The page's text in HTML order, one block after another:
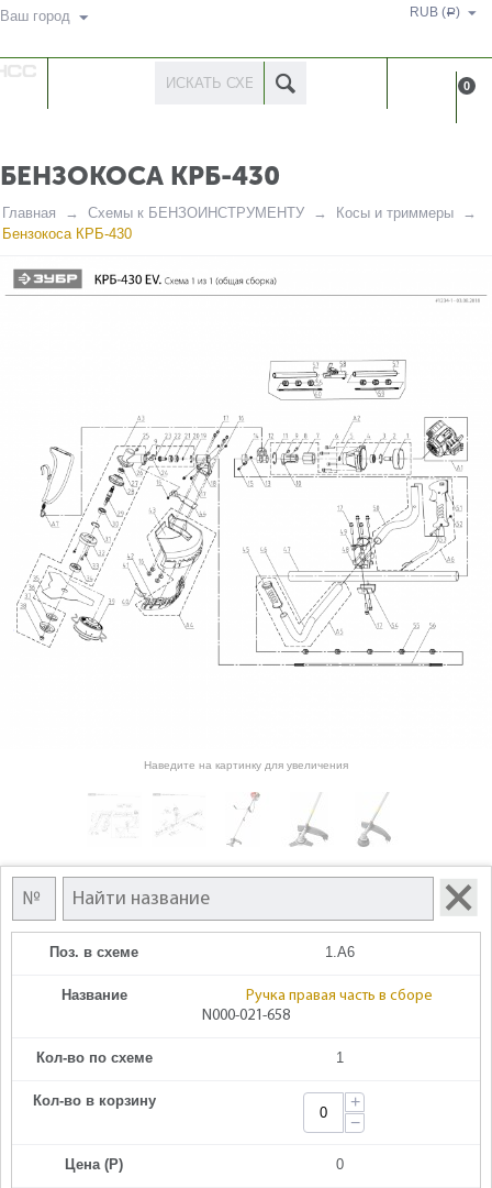
Ваш город RUB (Р)
0
БЕНЗОКОСА КРБ-430
Главная Схемы к БЕНЗОИНСТРУМЕНТУ
Косы и триммеры
Бензокоса КРБ-430
Наведите на картинку для увеличения
Поз. в схеме 1.A6
Название
Ручка правая часть в сборе
N000-021-658
Кол-во по схеме 1
Кол-во в корзину
+
−
Цена (Р) 0